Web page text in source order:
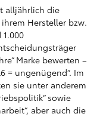
alljährlich die
Hersteller bzw.
Marke bewerten –
= ungenügend“. Im
sie unter anderem
sowie
aber auch die